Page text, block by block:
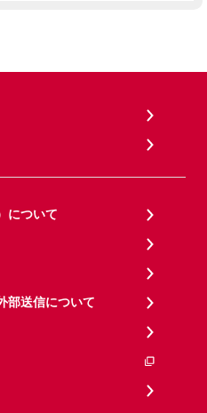
について
部送信について